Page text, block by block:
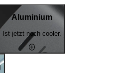
Aluminium
Ist jetzt noch cooler.